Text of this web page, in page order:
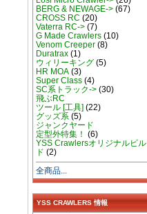
BERG & NEWAGE->(67)
CROSS RC (20)
Vaterra RC->(7)
G Made Crawlers(10)
Venom Creeper(8)
Duratrax(1)
ウィリーキング(5)
HR MOA(3)
Super Class(4)
SC系トラック->(30)
飛ぶRC
ツール [工具] (22)
グッズ系(5)
ジャンクヤード
定型外特集！ (6)
YSS Crawlersオリジナルビル
ド (2)
全商品...
YSS CRAWLERS 情報